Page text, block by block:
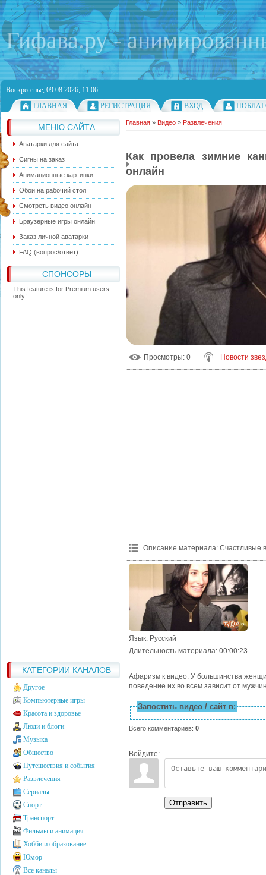
Гифава.ру -
Воскресенье, 09.08.2026, 11:06
ГЛАВНАЯ
РЕГИСТРАЦИЯ ВХОД
МЕНЮ САЙТА
Аватарки для сайта
Сигны на заказ
Анимационные картинки
Обои на рабочий стол
Смотреть видео онлайн
Браузерные игры онлайн
Заказ личной аватарки
FAQ (вопрос/ответ)
СПОНСОРЫ
This feature is for Premium users
only!
КАТЕГОРИИ КАНАЛОВ
Другое
Компьютерные игры
Красота и здоровье
Люди и блоги
Музыка
Общество
Путешествия и события
Развлечения
Сериалы
Спорт
Транспорт
Фильмы и анимация
Хобби и образование
Юмор
Все каналы
Главная » Видео » Развлечения
Как провела зимние
онлайн
Просмотры: 0 Новости
Описание материала: Счастливые
Язык: Русский
Длительность материала: 00:00:23
Афаризм к видео: У большинства
поведение их во всем зависит от
Запостить видео / сайт в:
Всего комментариев: 0
Войдите:
Отправить